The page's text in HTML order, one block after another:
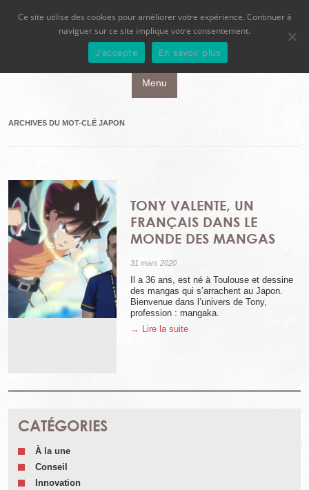
Menu
Aller au contenu principal
ARCHIVES DU MOT-CLÉ JAPON
TONY VALENTE, UN
FRANÇAIS DANS LE
MONDE DES MANGAS
31 mars 2020
Il a 36 ans, est né à Toulouse et dessine
des mangas qui s’arrachent au Japon.
Bienvenue dans l’univers de Tony,
profession : mangaka.
→ Lire la suite
CATÉGORIES
À la une
Conseil
Innovation
Ce site utilise des cookies pour améliorer votre expérience. Continuer à
naviguer sur ce site implique votre consentement.
J'accepte En savoir plus